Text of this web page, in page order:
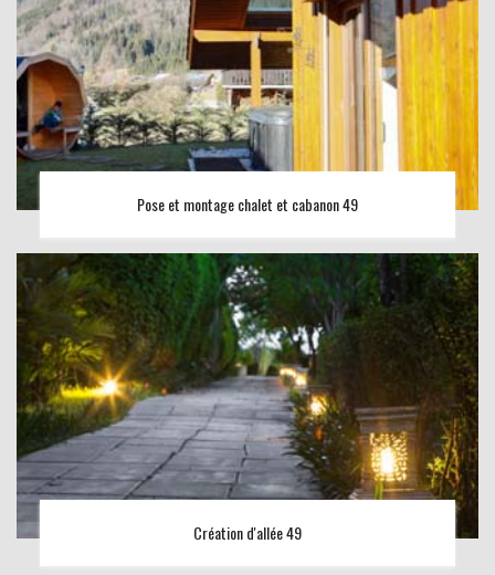
Pose et montage chalet et cabanon 49
Création d'allée 49